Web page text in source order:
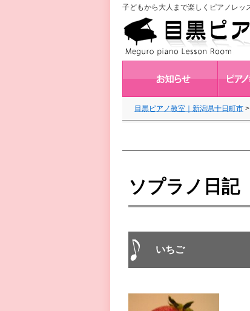
子どもから大人まで楽しくピアノレ
目黒ピアノ教室｜新潟県十日町市 >
ソプラノ日記
いちご